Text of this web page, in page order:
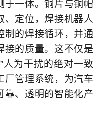
于一体。铜片与铜帽
、定位，焊接机器人
制的焊接循环，并通
接的质量。这不仅是
人为干扰的绝对一致
厂管理系统，为汽车
靠、透明的智能化产